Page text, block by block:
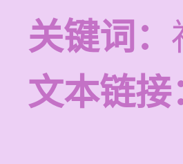
关键词：
文本链接